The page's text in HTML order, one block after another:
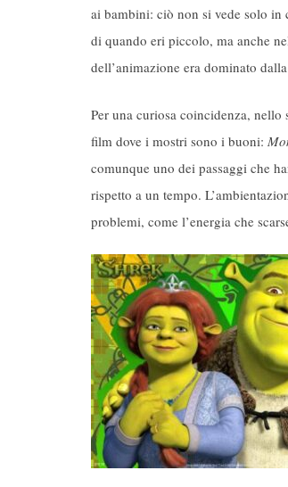
ai bambini: ciò non si vede solo in
di quando eri piccolo, ma anche
dell’animazione era dominato
Per una curiosa coincidenza,
film dove i mostri sono i buoni:
comunque uno dei passaggi che
rispetto a un tempo.
problemi, come l’energia che